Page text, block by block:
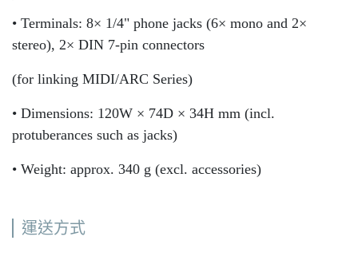
• Terminals: 8× 1/4" phone jacks (6× mono and 2×
stereo), 2× DIN 7-pin connectors
(for linking MIDI/ARC Series)
• Dimensions: 120W × 74D × 34H mm (incl.
protuberances such as jacks)
• Weight: approx. 340 g (excl. accessories)
運送方式